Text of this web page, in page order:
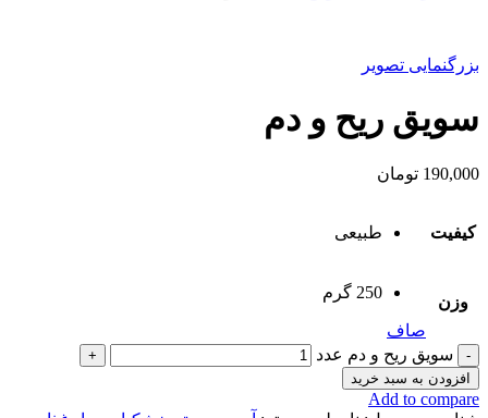
بزرگنمایی تصویر
سویق ریح و دم
190,000 تومان
کیفیت طبیعی
وزن
250 گرم
صاف
سویق ریح و دم عدد
افزودن به سبد خرید
Add to compare